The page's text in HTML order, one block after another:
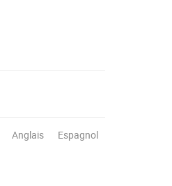
Anglais Espagnol